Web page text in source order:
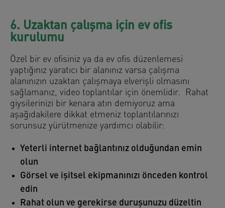
6. Uzaktan çalışma için ev ofis
kurulumu
Özel bir ev ofisiniz ya da ev ofis düzenlemesi
yaptığınız yaratıcı bir alanınız varsa çalışma
alanınızın uzaktan çalışmaya elverişli olmasını
sağlamanız, video toplantılar için önemlidir. Rahat
giysilerinizi bir kenara atın demiyoruz ama
aşağıdakilere dikkat etmeniz toplantılarınızı
sorunsuz yürütmenize yardımcı olabilir:
Yeterli internet bağlantınız olduğundan emin
olun
Görsel ve işitsel ekipmanınızı önceden kontrol
edin
Rahat olun ve gerekirse duruşunuzu düzeltin